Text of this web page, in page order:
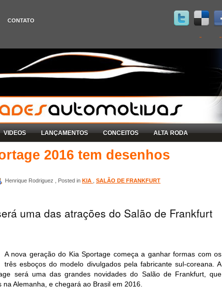
CONTATO
VIDEOS LANÇAMENTOS CONCEITOS ALTA RODA
2016 tem desenhos
Henrique Rodriguez , Posted in KIA SALÃO DE FRANKFURT
uma das atrações do Salão de Frankfurt
A nova geração do Kia Sportage começa a ganhar formas com os
três esboços do modelo divulgados pela fabricante sul-coreana. A
será uma das grandes novidades do Salão de Frankfurt, que
Alemanha, e chegará ao Brasil em 2016.